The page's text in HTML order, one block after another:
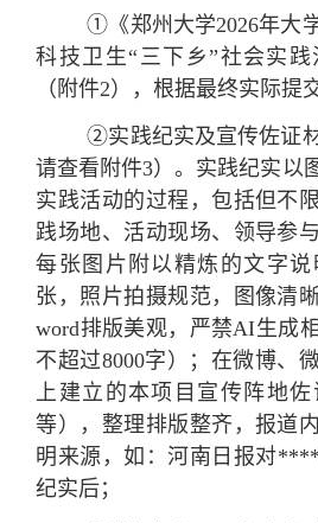
①《郑州大学2026年大
科技卫生“三下乡”社会实践
（附件2），根据最终实际提
②实践纪实及宣传佐证
请查看附件3）。实践纪实以
实践活动的过程，包括但不
践场地、活动现场、领导参
每张图片附以精炼的文字
张，照片拍摄规范，图像清
word排版美观，严禁AI生成
不超过8000字）；在微博、
上建立的本项目宣传阵地
等），整理排版整齐，报道
明来源，如：河南日报对
纪实后；